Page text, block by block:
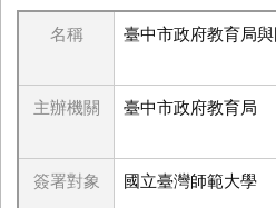
名稱 臺中市政府教育局
主辦機關 臺中市政府教育局
簽署對象 國立臺灣師範大學